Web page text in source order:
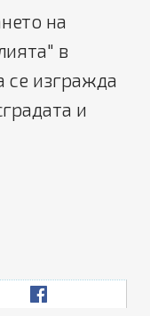
на
в
се изгражда
и